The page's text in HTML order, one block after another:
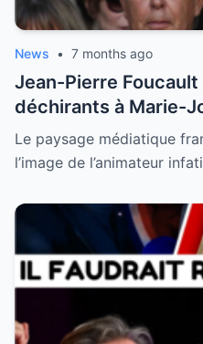
News • 7 months ago
Jean-Pierre
déchirants à Marie-
femme qu’il ait
Le paysage médiatique
l’image de l’animateur